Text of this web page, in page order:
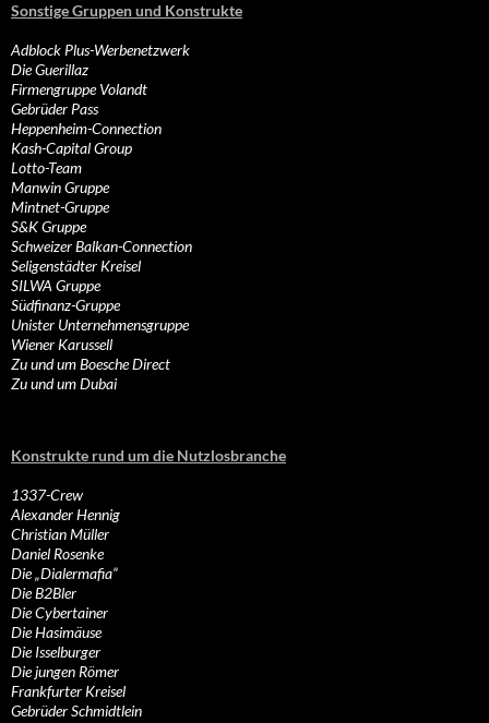
Sonstige Gruppen und Konstrukte
Adblock Plus-Werbenetzwerk
Die Guerillaz
Firmengruppe Volandt
Gebrüder Pass
Heppenheim-Connection
Kash-Capital Group
Lotto-Team
Manwin Gruppe
Mintnet-Gruppe
S&K Gruppe
Schweizer Balkan-Connection
Seligenstädter Kreisel
SILWA Gruppe
Südfinanz-Gruppe
Unister Unternehmensgruppe
Wiener Karussell
Zu und um Boesche Direct
Zu und um Dubai
Konstrukte rund um die Nutzlosbranche
1337-Crew
Alexander Hennig
Christian Müller
Daniel Rosenke
Die „Dialermafia“
Die B2Bler
Die Cybertainer
Die Hasimäuse
Die Isselburger
Die jungen Römer
Frankfurter Kreisel
Gebrüder Schmidtlein